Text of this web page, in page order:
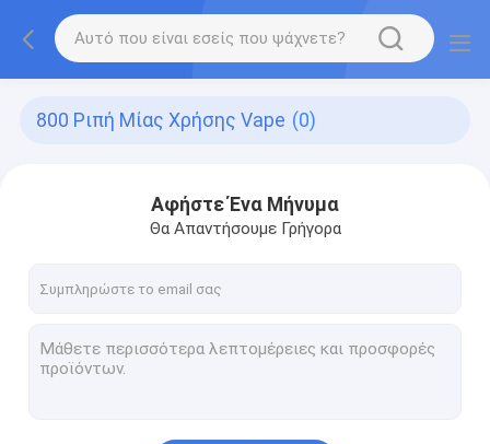
800 Ριπή Μίας Χρήσης Vape (0)
Αφήστε Ένα Μήνυμα
Θα Απαντήσουμε Γρήγορα